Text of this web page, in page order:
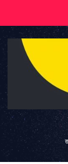
content